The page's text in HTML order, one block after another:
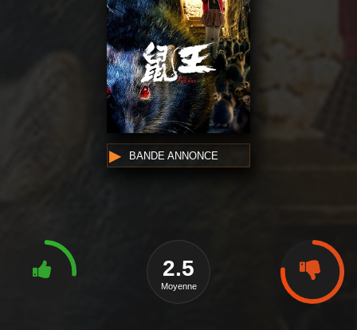
BANDE ANNONCE
2.5
Moyenne